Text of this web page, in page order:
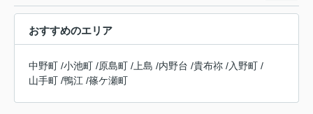
おすすめのエリア
中野町 /小池町 /原島町 / 上島 /内野台 /貴布祢 /入野町 /
山手町 /鴨江 /篠ケ瀬町